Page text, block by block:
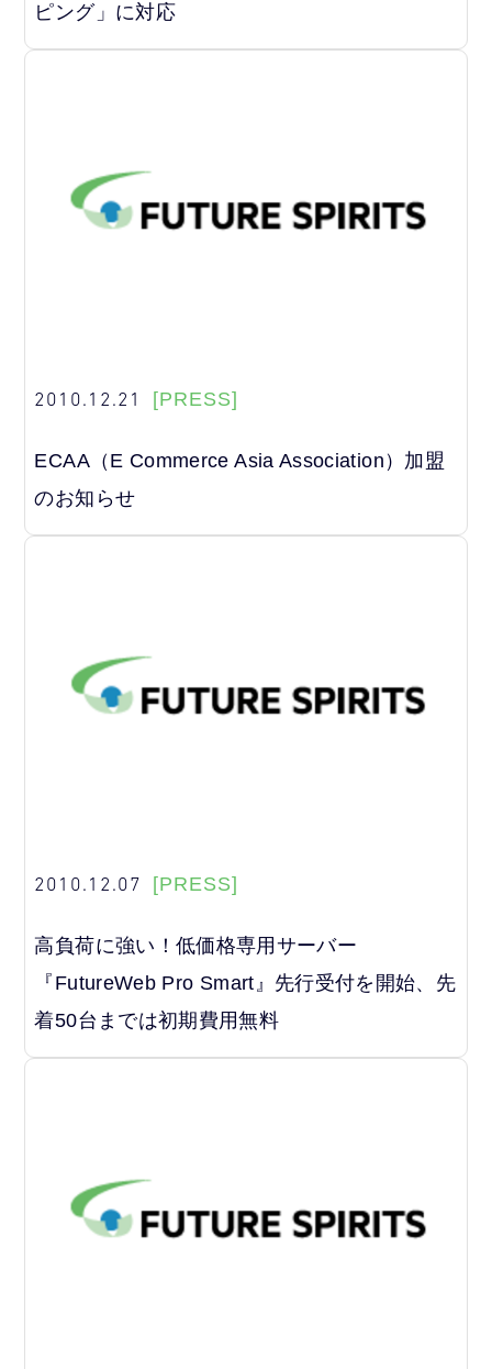
ピング」に対応
2010.12.21 [PRESS]
ECAA（E Commerce Asia Association）加盟
のお知らせ
2010.12.07 [PRESS]
高負荷に強い！低価格専用サーバー
『FutureWeb Pro Smart』先行受付を開始、先
着50台までは初期費用無料